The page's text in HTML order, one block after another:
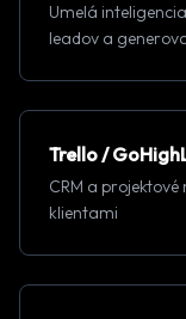
Umelá
leadov a
Trello /
CRM a
klientami